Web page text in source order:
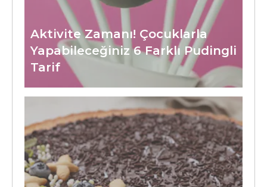
Aktivite Zamanı! Çocuklarla
Yapabileceğiniz 6 Farklı Pudingli
Tarif